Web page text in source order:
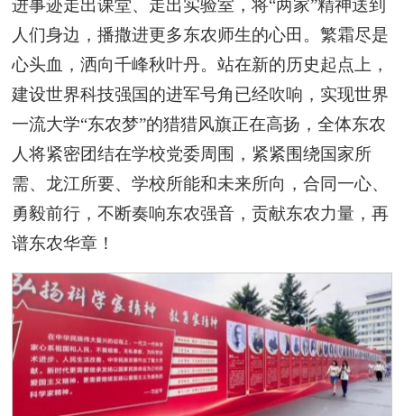
进事迹走出课堂、走出实验室，将“两家”精神送到
人们身边，播撒进更多东农师生的心田。繁霜尽是
心头血，洒向千峰秋叶丹。站在新的历史起点上，
建设世界科技强国的进军号角已经吹响，实现世界
一流大学“东农梦”的猎猎风旗正在高扬，全体东农
人将紧密团结在学校党委周围，紧紧围绕国家所
需、龙江所要、学校所能和未来所向，合同一心、
勇毅前行，不断奏响东农强音，贡献东农力量，再
谱东农华章！